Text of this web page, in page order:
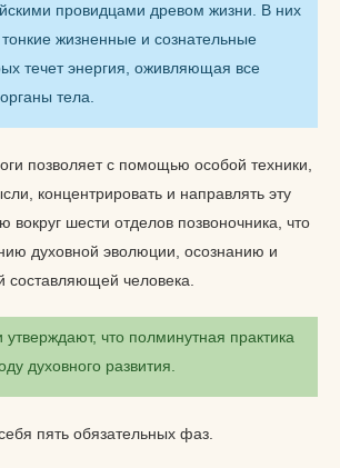
провидцами древом жизни. В них
жизненные и сознательные
течет энергия, оживляющая все
тела.
позволяет с помощью особой техники,
концентрировать и направлять эту
вокруг шести отделов позвоночника, что
духовной эволюции, осознанию и
составляющей человека.
утверждают, что полминутная практика
духовного развития.
пять обязательных фаз.